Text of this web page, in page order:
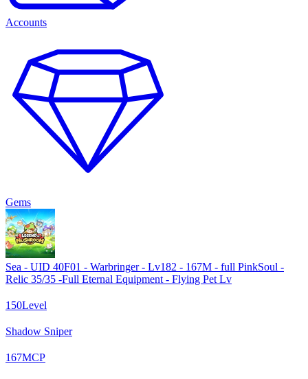
Accounts
Gems
Sea - UID 40F01 - Warbringer - Lv182 - 167M - full PinkSoul -
Relic 35/35 -Full Eternal Equipment - Flying Pet Lv
150Level
Shadow Sniper
167MCP